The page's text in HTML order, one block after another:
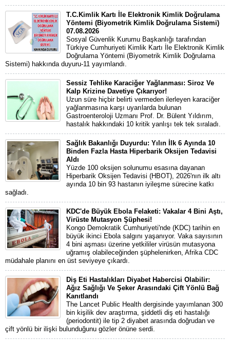
T.C.Kimlik Kartı İle Elektronik Kimlik Doğrulama
Yöntemi (Biyometrik Kimlik Doğrulama Sistemi)
07.08.2026
Sosyal Güvenlik Kurumu Başkanlığı tarafından
Türkiye Cumhuriyeti Kimlik Kartı İle Elektronik Kimlik
Doğrulama Yöntemi (Biyometrik Kimlik Doğrulama
Sistemi) hakkında duyuru-11 yayımlandı.
Sessiz Tehlike Karaciğer Yağlanması: Siroz Ve
Kalp Krizine Davetiye Çıkarıyor!
Uzun süre hiçbir belirti vermeden ilerleyen karaciğer
yağlanmasına karşı uyarılarda bulunan
Gastroenteroloji Uzmanı Prof. Dr. Bülent Yıldırım,
hastalık hakkındaki 10 kritik yanlışı tek tek sıraladı.
Sağlık Bakanlığı Duyurdu: Yılın İlk 6 Ayında 10
Binden Fazla Hasta Hiperbarik Oksijen Tedavisi
Aldı
Yüzde 100 oksijen solunumu esasına dayanan
Hiperbarik Oksijen Tedavisi (HBOT), 2026'nın ilk altı
ayında 10 bin 93 hastanın iyileşme sürecine katkı
sağladı.
KDC'de Büyük Ebola Felaketi: Vakalar 4 Bini Aştı,
Virüste Mutasyon Şüphesi!
Kongo Demokratik Cumhuriyeti'nde (KDC) tarihin en
büyük ikinci Ebola salgını yaşanıyor. Vaka sayısının
4 bini aşması üzerine yetkililer virüsün mutasyona
uğramış olabileceğinden şüphelenirken, Afrika CDC
müdahale planını en üst seviyeye çıkardı.
Diş Eti Hastalıkları Diyabet Habercisi Olabilir:
Ağız Sağlığı Ve Şeker Arasındaki Çift Yönlü Bağ
Kanıtlandı
The Lancet Public Health dergisinde yayımlanan 300
bin kişilik dev araştırma, şiddetli diş eti hastalığı
(periodontit) ile tip 2 diyabet arasında doğrudan ve
çift yönlü bir ilişki bulunduğunu gözler önüne serdi.